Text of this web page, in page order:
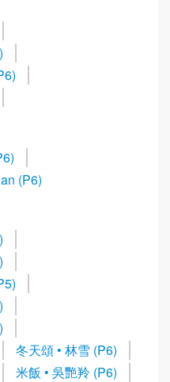
(P6)
冬天頌 • 林雪 (P6)
米飯 • 吳艷羚 (P6)